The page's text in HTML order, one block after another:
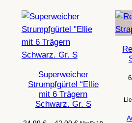
Superweicher
Strumpfgürtel “Ellie
mit 6 Trägern
Schwarz. Gr. S